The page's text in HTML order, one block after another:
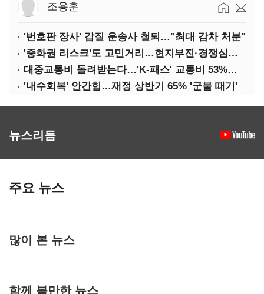
조용훈
'번호판 장사' 갑질 운송사 철퇴…"최대 감차 처분"
'중화권 리스크'도 고민거리…현지부진·경쟁심화·양안냉각
대중교통비 돌려받는다…'K-패스' 교통비 53%까지 환급
'내수회복' 안간힘…재정 상반기 65% '군불 때기'
뉴스리듬
주요 뉴스
많이 본 뉴스
함께 볼만한 뉴스